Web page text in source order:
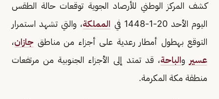
كشف المركز الوطني للأرصاد الجوية توقعات حالة الطقس
اليوم الأحد 20-1-1448 في
المملكة، والتي تشهد استمرار
التوقع بهطول أمطار رعدية على أجزاء من مناطق جازان،
عسير والباحة، قد تمتد إلى الأجزاء الجنوبية من مرتفعات
منطقة مكة المكرمة.